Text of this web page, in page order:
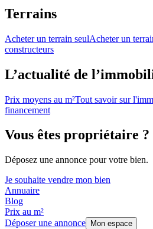
Terrains
Acheter un terrain seulAcheter un
constructeurs
L’actualité de
Prix moyens au m²Tout savoir sur
financement
Vous êtes propriétaire ?
Déposez une annonce pour votre bien.
Je souhaite vendre mon bien
Annuaire
Blog
Prix au m²
Déposer une annonce
Mon espace